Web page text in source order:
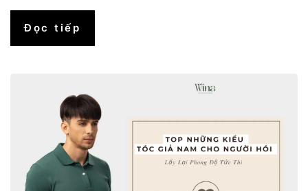
Đọc tiếp